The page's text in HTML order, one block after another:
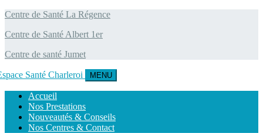
Centre de Santé La Régence
Centre de Santé Albert 1er
Centre de santé Jumet
MENU
Accueil
Nos Prestations
Nouveautés & Conseils
Nos Centres & Contact